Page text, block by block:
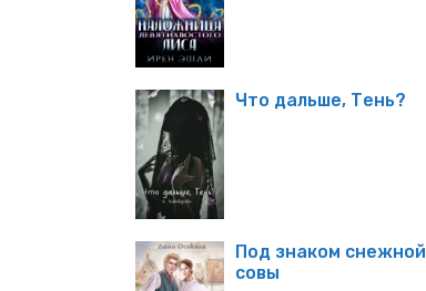
Что дальше, Тень?
Под знаком снежной
совы